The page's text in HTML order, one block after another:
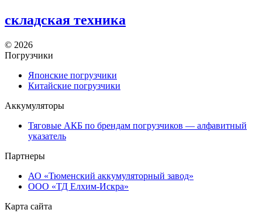
складская техника
© 2026
Погрузчики
Японские погрузчики
Китайские погрузчики
Аккумуляторы
Тяговые АКБ по брендам погрузчиков — алфавитный
указатель
Партнеры
АО «Тюменский аккумуляторный завод»
ООО «ТД Елхим-Искра»
Карта сайта